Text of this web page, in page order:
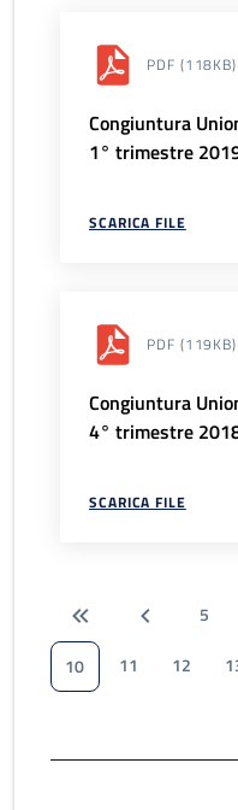
PDF (118KB)
Congiuntura
1° trimestre
SCARICA FILE
PDF (119KB)
Congiuntura
4° trimestre
SCARICA FILE
5
10
11 12